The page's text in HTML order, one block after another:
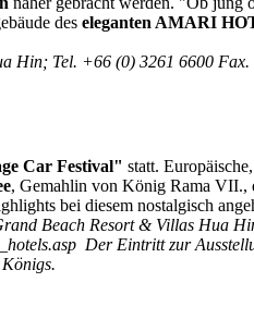
des eleganten AMARI
Hin; Tel. +66 (0) 3261 6600
Car Festival" statt.
, Gemahlin von König Rama VII.,
bei diesem nostalgisch
Beach Resort & Villas Hua
Der Eintritt zur